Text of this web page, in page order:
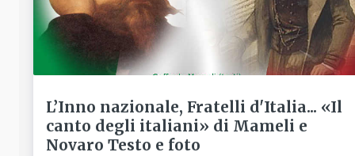
L’Inno nazionale, Fratelli d'Italia... «Il
canto degli italiani» di Mameli e
Novaro Testo e foto